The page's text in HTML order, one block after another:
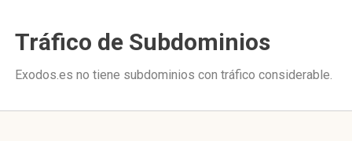
Tráfico de Subdominios
Exodos.es no tiene subdominios con tráfico considerable.